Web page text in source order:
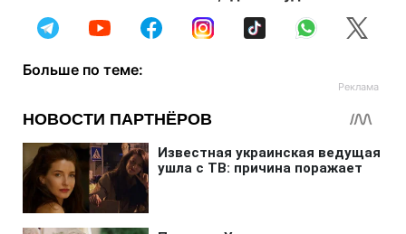
Больше по теме: